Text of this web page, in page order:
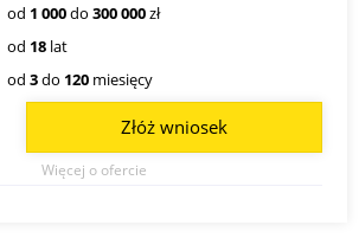
od 1 000do 300 000zł
od 18 lat
od 3do 120 miesięcy
Więcej o ofercie
Złóż wniosek